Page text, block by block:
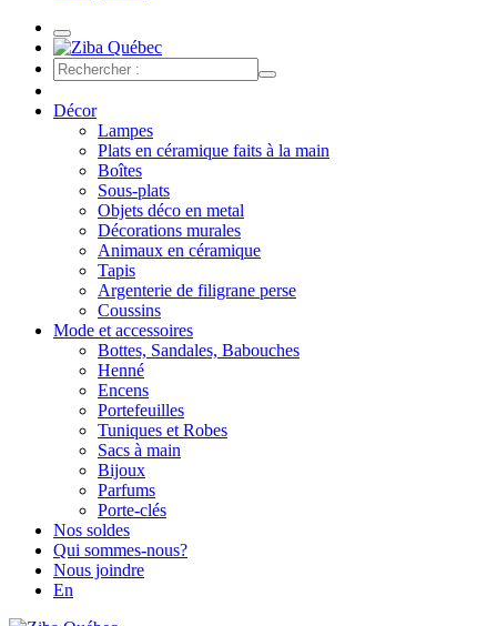
Décor
Lampes
Plats en céramique faits à la main
Boîtes
Sous-plats
Objets déco en metal
Décorations murales
Animaux en céramique
Tapis
Argenterie de filigrane perse
Coussins
Mode et accessoires
Bottes, Sandales, Babouches
Henné
Encens
Portefeuilles
Tuniques et Robes
Sacs à main
Bijoux
Parfums
Porte-clés
Nos soldes
Qui sommes-nous?
Nous joindre
En